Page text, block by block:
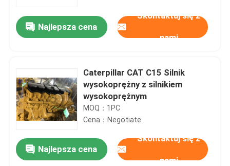
Najlepsza cena
Skontaktuj się z
nami
Caterpillar CAT C15 Silnik
wysokoprężny z silnikiem
wysokoprężnym
MOQ：1PC
Cena：Negotiate
Najlepsza cena
Skontaktuj się z
nami